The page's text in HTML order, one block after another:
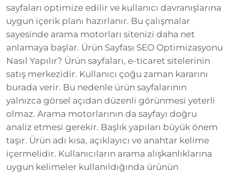
sayfaları optimize edilir ve kullanıcı davranışlarına
uygun içerik planı hazırlanır. Bu çalışmalar
sayesinde arama motorları sitenizi daha net
anlamaya başlar. Ürün Sayfası SEO Optimizasyonu
Nasıl Yapılır? Ürün sayfaları, e-ticaret sitelerinin
satış merkezidir. Kullanıcı çoğu zaman kararını
burada verir. Bu nedenle ürün sayfalarının
yalnızca görsel açıdan düzenli görünmesi yeterli
olmaz. Arama motorlarının da sayfayı doğru
analiz etmesi gerekir. Başlık yapıları büyük önem
taşır. Ürün adı kısa, açıklayıcı ve anahtar kelime
içermelidir. Kullanıcıların arama alışkanlıklarına
uygun kelimeler kullanıldığında ürünün